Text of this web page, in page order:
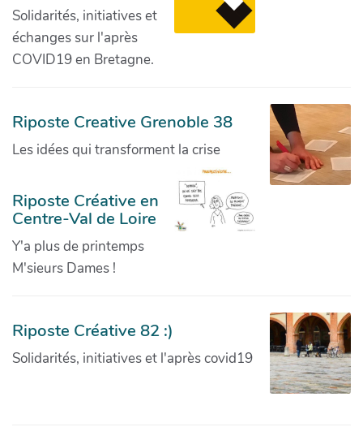
Solidarités, initiatives et
échanges sur l'après
COVID19 en Bretagne.
Riposte Creative Grenoble 38
Les idées qui transforment la crise
Riposte Créative en
Centre-Val de Loire
Y'a plus de printemps
M'sieurs Dames !
Riposte Créative 82 :)
Solidarités, initiatives et l'après covid19